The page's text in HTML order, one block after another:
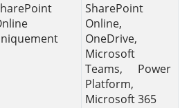
SharePoint
Online,
OneDrive,
Microsoft
Teams, Power
Platform,
Microsoft 365